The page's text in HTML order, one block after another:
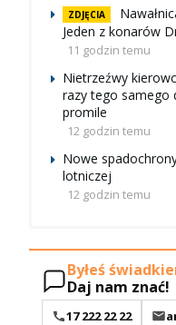
ZDJĘCIA
Jeden z konarów
11 godzin temu
Nietrzeźwy
razy tego samego
promile
12 godzin temu
Nowe
lotniczej
12 godzin temu
Byłeś
Daj nam znać!
17 222 22 22